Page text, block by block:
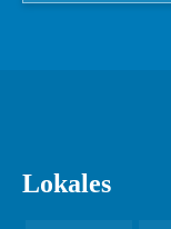
Lokales